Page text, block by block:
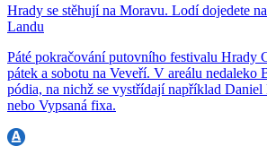
Hrady se stěhují na Moravu. Lodí dojedete
Landu
Páté pokračování putovního festivalu Hrady
pátek a sobotu na Veveří. V areálu nedaleko
pódia, na nichž se vystřídají například
nebo Vypsaná fixa.